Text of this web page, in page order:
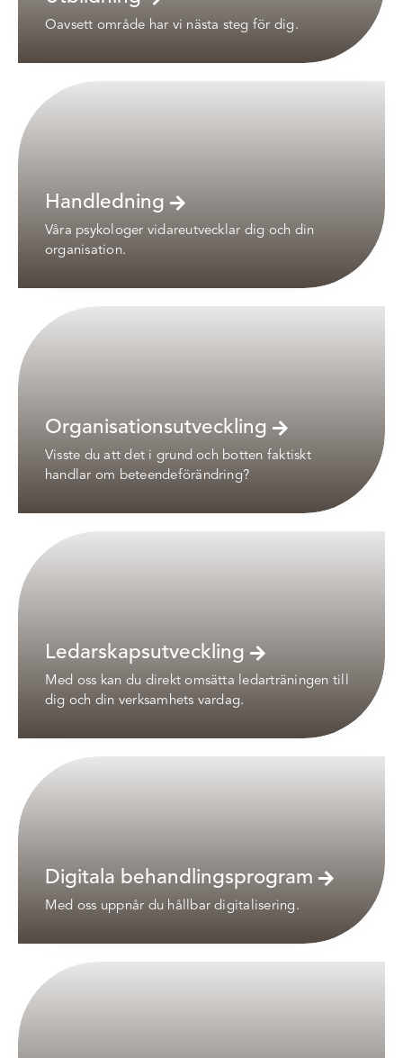
Oavsett område har vi nästa steg för dig.
Handledning
Våra psykologer vidareutvecklar dig och din
organisation.
Organisationsutveckling
Visste du att det i grund och botten faktiskt
handlar om beteendeförändring?
Ledarskapsutveckling
Med oss kan du direkt omsätta ledarträningen till
dig och din verksamhets vardag.
Digitala behandlingsprogram
Med oss uppnår du hållbar digitalisering.